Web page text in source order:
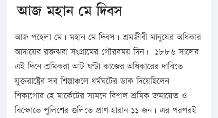
আজ মহান মে দিবস
আজ পহেলা মে। মহান মে দিবস। শ্রমজীবী মানুষের অধিকার
আদায়ের রক্তঝরা সংগ্রামের গৌরবময় দিন। ১৮৮৬ সালের
এই দিনে শ্রমিকরা আট ঘণ্টা কাজের অধিকারের দাবিতে
যুক্তরাষ্ট্রের সব শিল্পাঞ্চলে ধর্মঘটের ডাক দিয়েছিলেন।
শিকাগোর হে মার্কেটের সামনে বিশাল শ্রমিক জমায়েত ও
বিক্ষোভে পুলিশের গুলিতে প্রাণ হারান ১১ জন। এর পরপরই